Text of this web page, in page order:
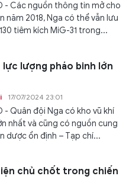
- Các nguồn thông tin mở cho
năm 2018, Nga có thể vẫn lưu
tiêm kích MiG-31 trong...
lượng pháo binh lớn
17/07/2024 23:01
- Quân đội Nga có kho vũ khí
nhất và cũng có nguồn cung
dược ổn định – Tạp chí...
chủ chốt trong chiến